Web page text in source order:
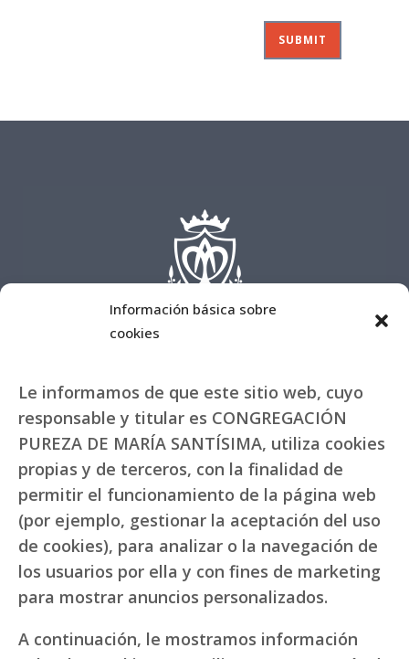
Información básica sobre
cookies
Le informamos de que este sitio web, cuyo
responsable y titular es CONGREGACIÓN
PUREZA DE MARÍA SANTÍSIMA, utiliza cookies
propias y de terceros, con la finalidad de
permitir el funcionamiento de la página web
(por ejemplo, gestionar la aceptación del uso
de cookies), para analizar o la navegación de
los usuarios por ella y con fines de marketing
para mostrar anuncios personalizados.
A continuación, le mostramos información